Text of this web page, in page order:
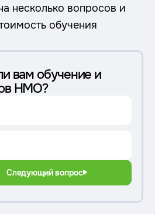
несколько вопросов и
обучения
вам обучение и
НМО?
Следующий вопрос